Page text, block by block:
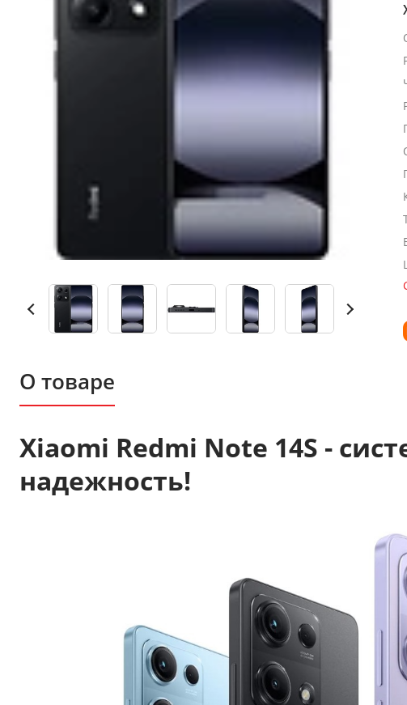
О товаре
Xiaomi Redmi Note 14S -
надежность!